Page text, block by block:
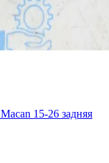
15-26 задняя